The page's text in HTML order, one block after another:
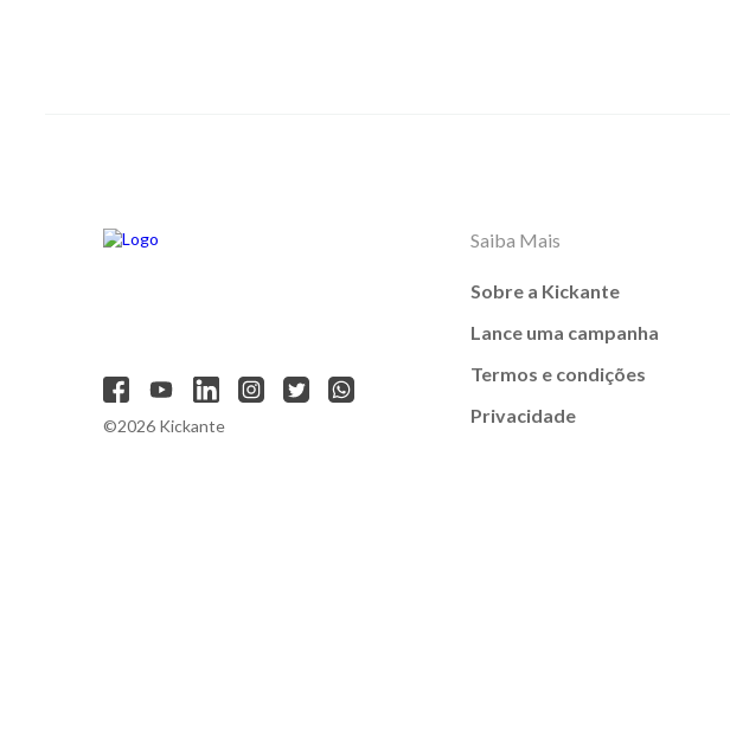
©2026 Kickante
Saiba Mais
Sobre a Kickante
Lance uma campanha
Termos e condições
Privacidade